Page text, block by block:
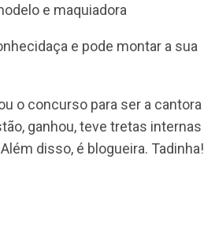
e maquiadora
e pode montar a sua
o concurso para ser a cantora
ganhou, teve tretas internas
disso, é blogueira. Tadinha!